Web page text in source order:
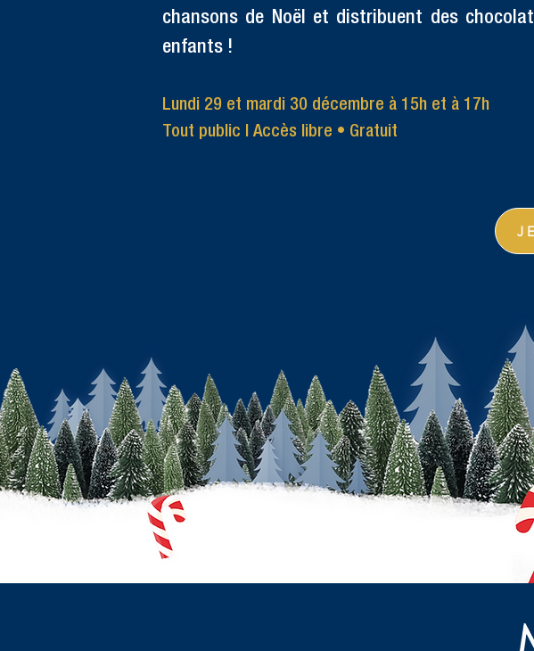
chansons de Noël et distribuent des
enfants !
Lundi 29 et mardi 30 décembre à 15h et à 17h
Tout public | Accès libre • Gratuit